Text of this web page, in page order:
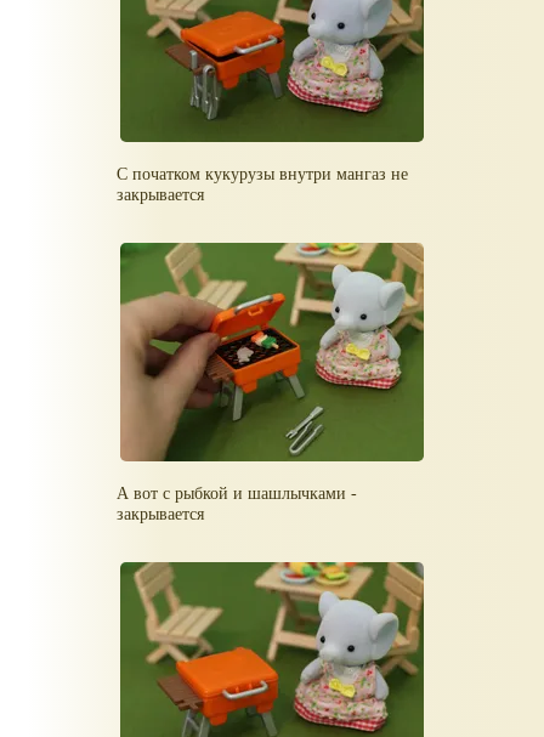
С початком кукурузы внутри мангаз не
закрывается
А вот с рыбкой и шашлычками -
закрывается